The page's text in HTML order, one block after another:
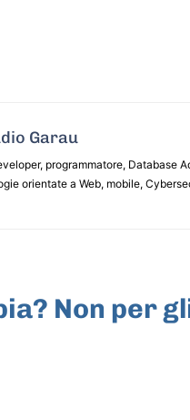
Garau
programmatore, Database
orientate a Web, mobile,
Non per